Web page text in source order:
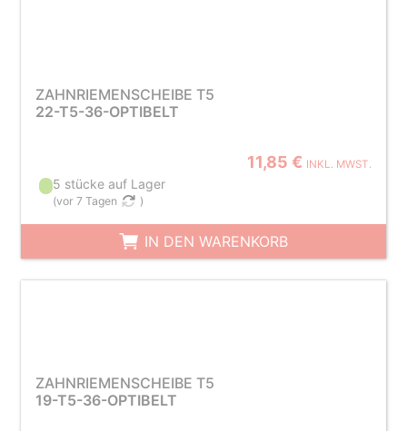
ZAHNRIEMENSCHEIBE T5
22-T5-36-OPTIBELT
11,85 € INKL. MWST.
5 stücke auf Lager
(vor 7 Tagen )
IN DEN WARENKORB
ZAHNRIEMENSCHEIBE T5
19-T5-36-OPTIBELT